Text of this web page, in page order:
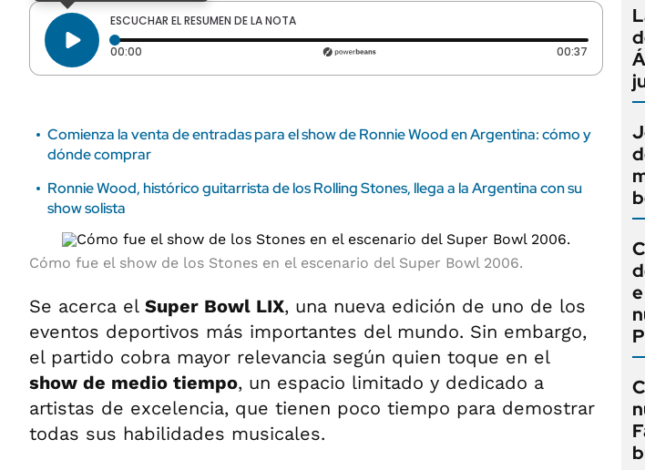
ESCUCHAR EL RESUMEN DE LA NOTA
00:00 Tiempo transcurrido: 0 segundos 00:37 Duración:
Comienza la venta de entradas para el show de Ronnie Wood en Argentina: cómo y
dónde comprar
Ronnie Wood, histórico guitarrista de los Rolling Stones, llega a la Argentina con su
show solista
Cómo fue el show de los Stones en el escenario del Super Bowl 2006.
Se acerca el Super Bowl LIX, una nueva edición de uno de los
eventos deportivos más importantes del mundo. Sin embargo,
el partido cobra mayor relevancia según quien toque en el
show de medio tiempo, un espacio limitado y dedicado a
artistas de excelencia, que tienen poco tiempo para demostrar
todas sus habilidades musicales.